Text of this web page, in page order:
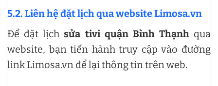
5.2. Liên hệ đặt lịch qua website Limosa.vn
Để đặt lịchsửa tivi quận Bình Thạnhqua
website, bạn tiến hành truy cập vào đường
link Limosa.vn để lại thông tin trên web.